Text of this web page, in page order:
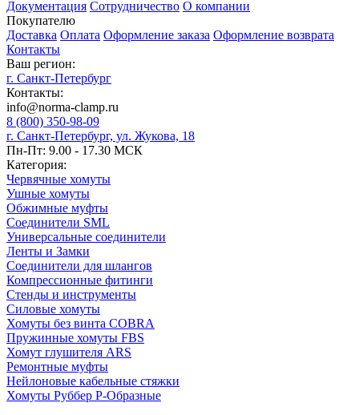
Документация Сотрудничество О компании
Покупателю
Доставка Оплата Оформление заказа Оформление возврата
Контакты
Ваш регион:
г. Санкт-Петербург
Контакты:
info@norma-clamp.ru
8 (800) 350-98-09
г. Санкт-Петербург, ул. Жукова, 18
Пн-Пт: 9.00 - 17.30 МСК
Категория:
Червячные хомуты
Ушные хомуты
Обжимные муфты
Соединители SML
Универсальные соединители
Ленты и Замки
Соединители для шлангов
Компрессионные фитинги
Стенды и инструменты
Силовые хомуты
Хомуты без винта COBRA
Пружинные хомуты FBS
Хомут глушителя ARS
Ремонтные муфты
Нейлоновые кабельные стяжки
Хомуты Руббер Р-Образные